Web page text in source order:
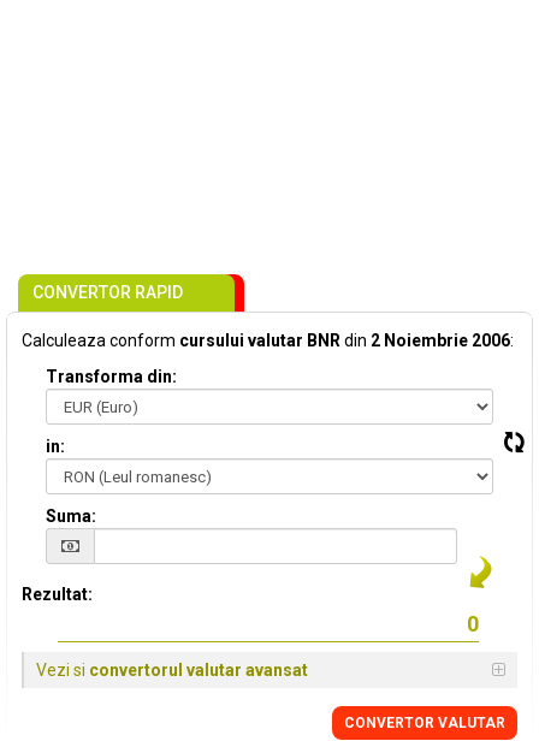
CONVERTOR RAPID
Calculeaza conform cursului valutar BNR din 2 Noiembrie 2006:
Transforma din:
in:
Suma:
Rezultat:
Vezi si convertorul valutar avansat
CONVERTOR VALUTAR